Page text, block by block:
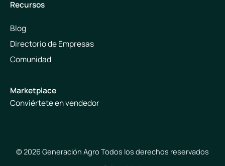
Recursos
Blog
Directorio de Empresas
Comunidad
Marketplace
Conviértete en vendedor
© 2026 Generación Agro Todos los derechos reservados